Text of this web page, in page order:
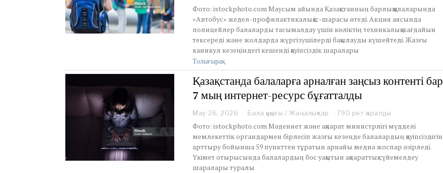
2
6
,
2
0
Фото: istockphoto.com Маусым айында Қазақстанның барлық қалаларында
«Автобус» жедел-профилактикалық іс-шарасы өтеді. Акция аясында
полицейлер балаларды тасымалдау үшін көліктің техникалық жағдайын
тексереді және жолдарда жүргізушілерді бақылауды күшейтеді. Жазғы
каникул кезеңіндегі кешенді қауіпсіздік шаралары
Толығырақ
Қазақстанда балаларға арналған заңсыз контенті бар
7 мың интернет-ресурс бұғатталды
May 26, 2026
a
y
2
6
,
2
Бала құқығы / Жаңалықтар 790 рет қаралды
Фото: istockphoto.com Мәдениет және ақпарат министрлігі мүдделі
мемлекеттік органдармен бірлесіп жазғы кезеңде балалардың қауіпсіздігін
арттыру бойынша 59 пункттен тұратын арнайы медиа жоспар әзірледі.
Үкімет отырысында балалардың бос уақытын ақпараттық сүйемелдеу
шаралары туралы